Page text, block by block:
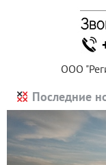
ООО
Последние